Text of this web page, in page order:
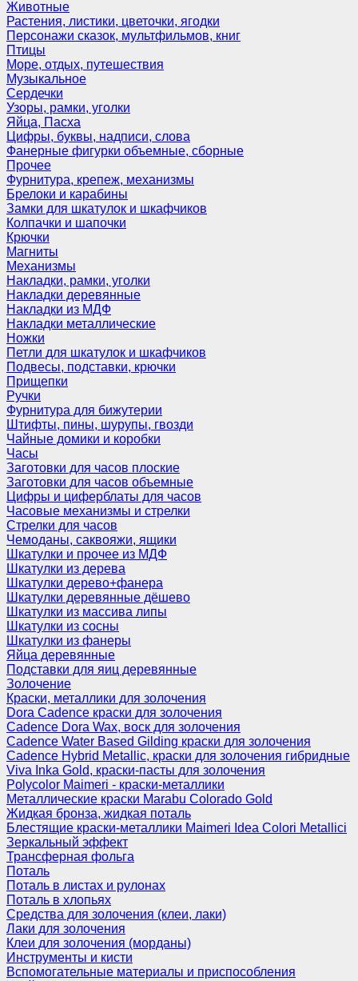
Животные
Растения, листики, цветочки, ягодки
Персонажи сказок, мультфильмов, книг
Птицы
Море, отдых, путешествия
Музыкальное
Сердечки
Узоры, рамки, уголки
Яйца, Пасха
Цифры, буквы, надписи, слова
Фанерные фигурки объемные, сборные
Прочее
Фурнитура, крепеж, механизмы
Брелоки и карабины
Замки для шкатулок и шкафчиков
Колпачки и шапочки
Крючки
Магниты
Механизмы
Накладки, рамки, уголки
Накладки деревянные
Накладки из МДФ
Накладки металлические
Ножки
Петли для шкатулок и шкафчиков
Подвесы, подставки, крючки
Прищепки
Ручки
Фурнитура для бижутерии
Штифты, пины, шурупы, гвозди
Чайные домики и коробки
Часы
Заготовки для часов плоские
Заготовки для часов объемные
Цифры и циферблаты для часов
Часовые механизмы и стрелки
Стрелки для часов
Чемоданы, саквояжи, ящики
Шкатулки и прочее из МДФ
Шкатулки из дерева
Шкатулки дерево+фанера
Шкатулки деревянные дёшево
Шкатулки из массива липы
Шкатулки из сосны
Шкатулки из фанеры
Яйца деревянные
Подставки для яиц деревянные
Золочение
Краски, металлики для золочения
Dora Cadence краски для золочения
Cadence Dora Wax, воск для золочения
Cadence Water Based Gilding краски для золочения
Cadence Hybrid Metallic, краски для золочения гибридные
Viva Inka Gold, краски-пасты для золочения
Polycolor Maimeri - краски-металлики
Металлические краски Marabu Colorado Gold
Жидкая бронза, жидкая поталь
Блестящие краски-металлики Maimeri Idea Colori Metallici
Зеркальный эффект
Трансферная фольга
Поталь
Поталь в листах и рулонах
Поталь в хлопьях
Средства для золочения (клеи, лаки)
Лаки для золочения
Клеи для золочения (морданы)
Инструменты и кисти
Вспомогательные материалы и приспособления